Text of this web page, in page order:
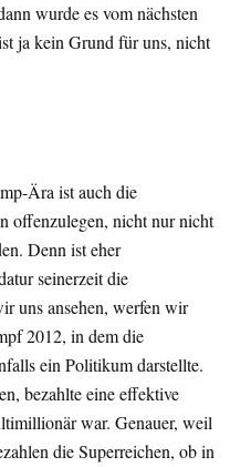
wurde es vom nächsten
ja kein Grund für uns, nicht
Ära ist auch die
offenzulegen, nicht nur nicht
Denn ist eher
seinerzeit die
uns ansehen, werfen wir
2012, in dem die
ein Politikum darstellte.
bezahlte eine effektive
war. Genauer, weil
die Superreichen, ob in